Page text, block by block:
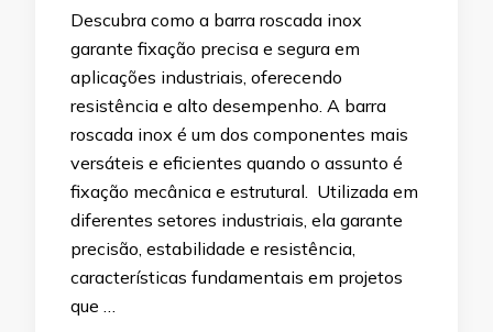
Descubra como a barra roscada inox
garante fixação precisa e segura em
aplicações industriais, oferecendo
resistência e alto desempenho. A barra
roscada inox é um dos componentes mais
versáteis e eficientes quando o assunto é
fixação mecânica e estrutural. Utilizada em
diferentes setores industriais, ela garante
precisão, estabilidade e resistência,
características fundamentais em projetos
que …